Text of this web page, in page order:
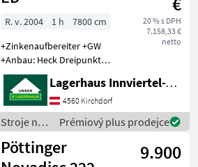
Pöttinger
20 % s DPH
7.158,33 €
netto
R. v. 2004 1 h
7800 cm
+Zinkenaufbereiter +GW
+Anbau: Heck Dreipunkt
+Anbaukategorie: Kat. 3
+Gelenkwelle: mit
Reibscheibenkupplung
+Gelenkwellenprofil:1 3/8"
6-teilig
Lagerhaus Innviertel-Traunviertel-Urfahr eGen, Kirchdorf
4560 Kirchdorf
Stroje na
zber
objemových
krmív /
Prémiový plus prodejce
Pöttinger
9.900